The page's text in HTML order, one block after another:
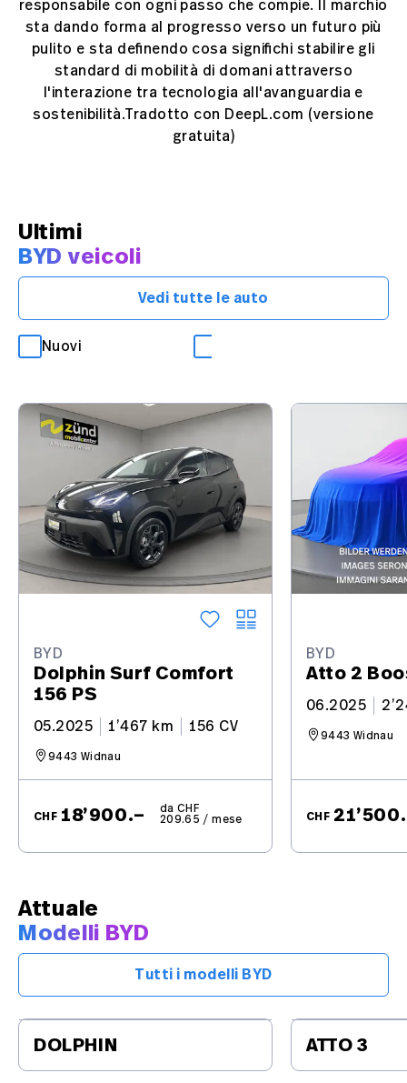
responsabile con ogni passo che compie. Il marchio
sta dando forma al progresso verso un futuro più
pulito e sta definendo cosa significhi stabilire gli
standard di mobilità di domani attraverso
l'interazione tra tecnologia all'avanguardia e
sostenibilità.Tradotto con DeepL.com (versione
gratuita)
Ultimi
BYD veicoli
Vedi tutte le auto
Nuovi
BYD
Dolphin Surf Comfort
156 PS
05.2025 1’467 km 156 CV
9443 Widnau
CHF 18’900.– da CHF
209.65 / mese
BYD
Atto 2
06.2025
9443 Widnau
CHF
Attuale
Modelli BYD
Tutti i modelli BYD
DOLPHIN ATTO 3